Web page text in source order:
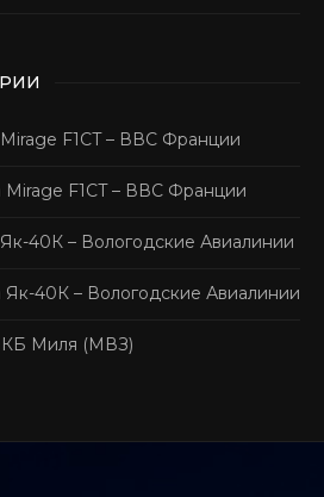
Mirage F1CT – ВВС Франции
Mirage F1CT – ВВС Франции
Як-40К – Вологодские Авиалинии
Як-40К – Вологодские Авиалинии
КБ Миля (МВЗ)